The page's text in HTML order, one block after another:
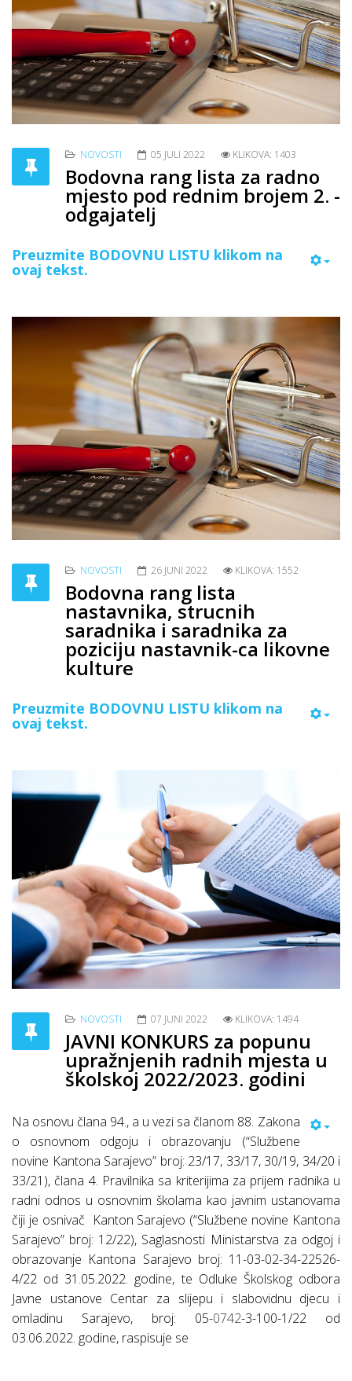
NOVOSTI 05 JULI 2022 KLIKOVA: 1403
Bodovna rang lista za radno
mjesto pod rednim brojem 2. -
odgajatelj
Preuzmite BODOVNU LISTU klikom na
ovaj tekst.
NOVOSTI 26 JUNI 2022 KLIKOVA: 1552
Bodovna rang lista
nastavnika, strucnih
saradnika i saradnika za
poziciju nastavnik-ca likovne
kulture
Preuzmite BODOVNU LISTU klikom na
ovaj tekst.
NOVOSTI 07 JUNI 2022 KLIKOVA: 1494
JAVNI KONKURS za popunu
upražnjenih radnih mjesta u
školskoj 2022/2023. godini
Na osnovu člana 94., a u vezi sa članom 88. Zakona
o osnovnom odgoju i obrazovanju (“Službene
novine Kantona Sarajevo” broj: 23/17, 33/17, 30/19, 34/20 i
33/21), člana 4. Pravilnika sa kriterijima za prijem radnika u
radni odnos u osnovnim školama kao javnim ustanovama
čiji je osnivač Kanton Sarajevo (“Službene novine Kantona
Sarajevo” broj: 12/22), Saglasnosti Ministarstva za odgoj i
obrazovanje Kantona Sarajevo broj: 11-03-02-34-22526-
4/22 od 31.05.2022. godine, te Odluke Školskog odbora
Javne ustanove Centar za slijepu i slabovidnu djecu i
omladinu Sarajevo, broj: 05-0742-3-100-1/22 od
03.06.2022. godine, raspisuje se